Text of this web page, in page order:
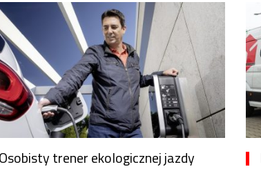
Osobisty trener ekologicznej jazdy